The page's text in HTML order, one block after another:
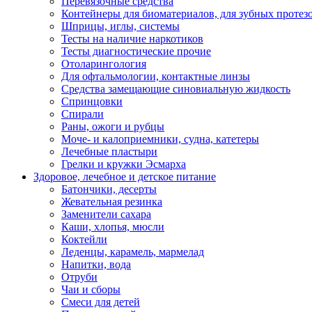
Контейнеры для биоматериалов, для зубных
Шприцы, иглы, системы
Тесты на наличие наркотиков
Тесты диагностические прочие
Отоларингология
Для офтальмологии, контактные линзы
Средства замещающие синовиальную жидкость
Спринцовки
Спирали
Раны, ожоги и рубцы
Моче- и калоприемники, судна, катетеры
Лечебные пластыри
Грелки и кружки Эсмарха
Здоровое, лечебное и детское питание
Батончики, десерты
Жевательная резинка
Заменители сахара
Каши, хлопья, мюсли
Коктейли
Леденцы, карамель, мармелад
Напитки, вода
Отруби
Чаи и сборы
Смеси для детей